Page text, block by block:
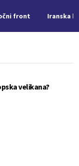
front Iranska
velikana?